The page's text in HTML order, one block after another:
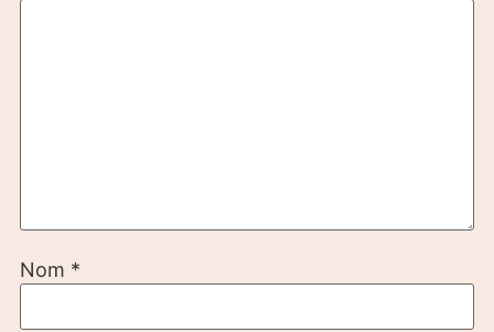
Nom *